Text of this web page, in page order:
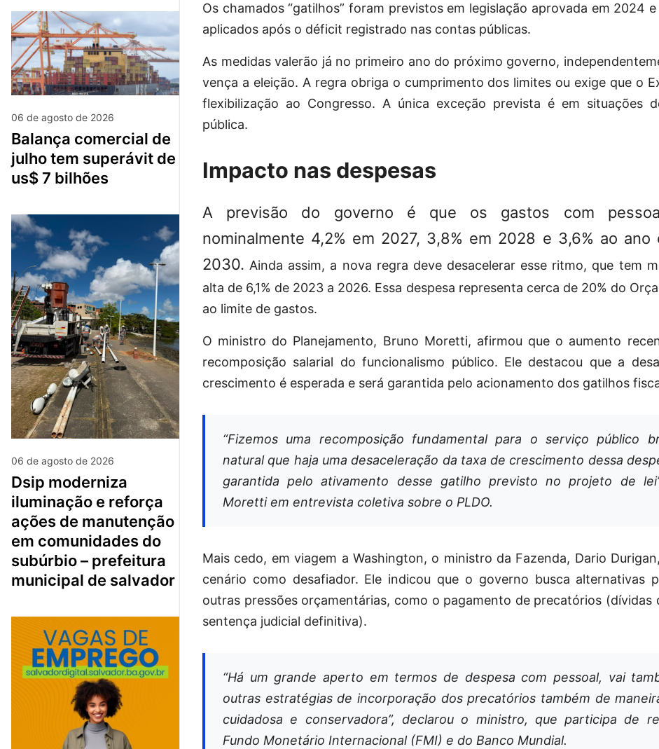
06 de agosto de 2026
balança comercial de
julho tem superávit de
us$ 7 bilhões
06 de agosto de 2026
dsip moderniza
iluminação e reforça
ações de manutenção
em comunidades do
subúrbio – prefeitura
municipal de salvador
Os chamados “gatilhos” foram previstos em legislação aprovada em 2024
aplicados após o déficit registrado nas contas públicas.
As medidas valerão já no primeiro ano do próximo governo,
vença a eleição. A regra obriga o cumprimento dos limites ou exige que o
flexibilização ao Congresso. A única exceção prevista é em situações
pública.
Impacto nas despesas
A previsão do governo é que os gastos com
nominalmente 4,2% em 2027, 3,8% em 2028 e 3,6% ao ano
2030. Ainda assim, a nova regra deve desacelerar esse ritmo, que tem
alta de 6,1% de 2023 a 2026. Essa despesa representa cerca de 20% do
ao limite de gastos.
O ministro do Planejamento, Bruno Moretti, afirmou que o aumento
recomposição salarial do funcionalismo público. Ele destacou que a
crescimento é esperada e será garantida pelo acionamento dos gatilhos
“Fizemos uma recomposição fundamental para o serviço público
natural que haja uma desaceleração da taxa de crescimento dessa
garantida pelo ativamento desse gatilho previsto no projeto de
Moretti em entrevista coletiva sobre o PLDO.
Mais cedo, em viagem a Washington, o ministro da Fazenda, Dario
cenário como desafiador. Ele indicou que o governo busca alternativas
outras pressões orçamentárias, como o pagamento de precatórios (dívidas
sentença judicial definitiva).
“Há um grande aperto em termos de despesa com pessoal, vai
outras estratégias de incorporação dos precatórios também de
cuidadosa e conservadora”, declarou o ministro, que participa de
Fundo Monetário Internacional (FMI) e do Banco Mundial.